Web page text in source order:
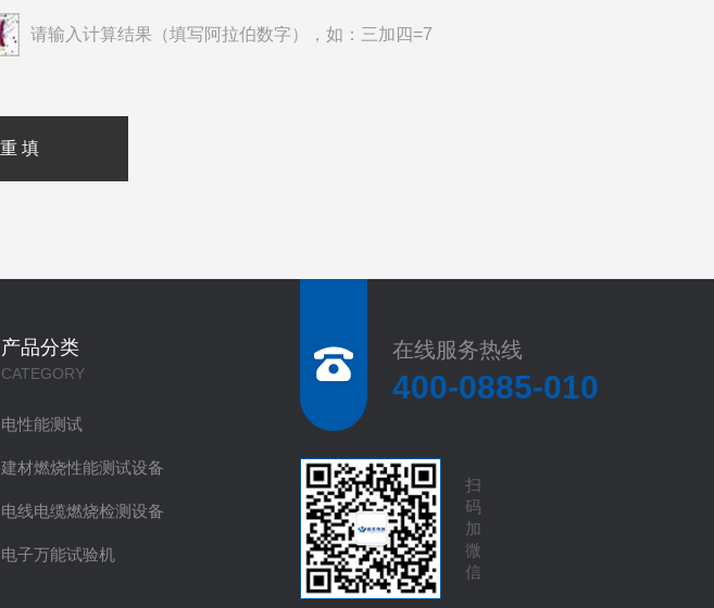
请输入计算结果（填写阿拉伯数字），如：三加四=7
产品分类
CATEGORY
电性能测试
建材燃烧性能测试设备
电线电缆燃烧检测设备
电子万能试验机
在线服务热线
400-0885-010
扫
码
加
微
信